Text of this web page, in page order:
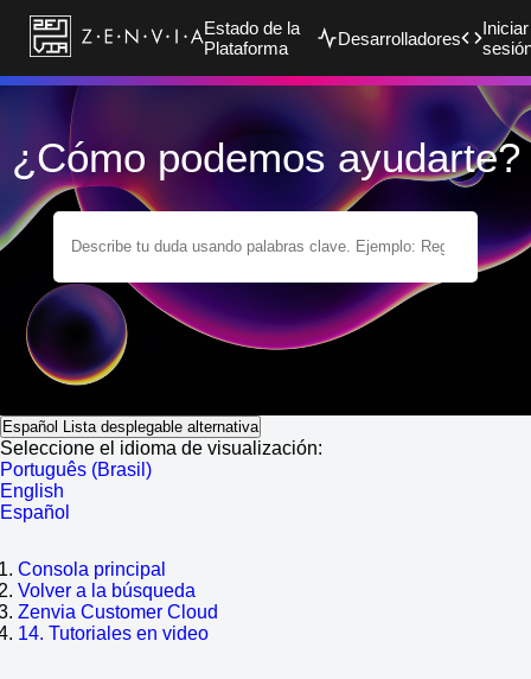
Estado de la
Plataforma
Desarrolladores
Iniciar
¿Cómo podemos ayudarte?
Español Lista desplegable alternativa
Seleccione el idioma de visualización:
Português (Brasil)
English
Español
Consola principal
Volver a la búsqueda
Zenvia Customer Cloud
14. Tutoriales en video